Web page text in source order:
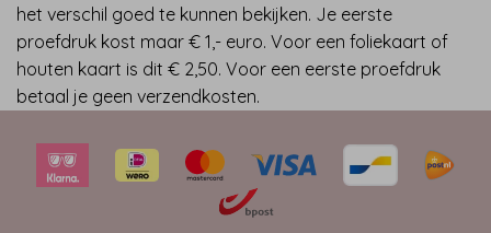
het verschil goed te kunnen bekijken. Je eerste
proefdruk kost maar € 1,- euro. Voor een foliekaart of
houten kaart is dit € 2,50. Voor een eerste proefdruk
betaal je geen verzendkosten.